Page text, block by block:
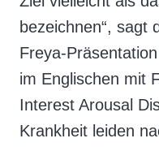
bezeichnen“, sagt
Freya-
im Englischen mit
Interest Arousal
Krankheit leiden